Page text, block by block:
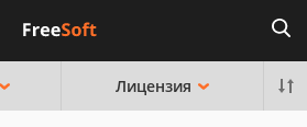
Лицензия